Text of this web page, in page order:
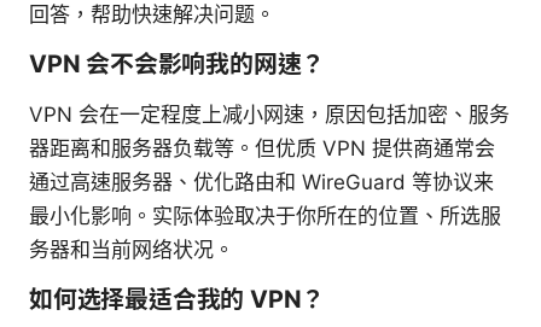
回答，帮助快速解决问题。
VPN 会不会影响我的网速？
VPN 会在一定程度上减小网速，原因包括加密、服务
器距离和服务器负载等。但优质 VPN 提供商通常会
通过高速服务器、优化路由和 WireGuard 等协议来
最小化影响。实际体验取决于你所在的位置、所选服
务器和当前网络状况。
如何选择最适合我的 VPN？